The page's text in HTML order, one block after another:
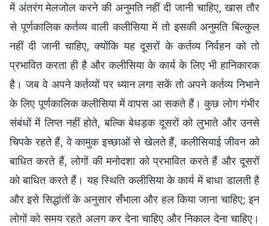
में अंतरंग मेलजोल करने की अनुमति नहीं दी जानी चाहिए, खास तौर
से पूर्णकालिक कर्तव्य वाली कलीसिया में तो इसकी अनुमति बिल्कुल
नहीं दी जानी चाहिए, क्योंकि यह दूसरों के कर्तव्य निर्वहन को तो
प्रभावित करता ही है और कलीसिया के कार्य के लिए भी हानिकारक
है। जब वे अपने कर्तव्यों पर ध्यान लगा सकें तो अपने कर्तव्य निभाने
के लिए पूर्णकालिक कलीसिया में वापस आ सकते हैं। कुछ लोग गंभीर
संबंधों में लिप्त नहीं होते, बल्कि बेधड़क दूसरों को लुभाते और उनसे
चिपके रहते हैं, वे कामुक इच्छाओं से खेलते हैं, कलीसियाई जीवन को
बाधित करते हैं, लोगों की मनोदशा को प्रभावित करते हैं और दूसरों
को बाधित करते हैं। यह स्थिति कलीसिया के कार्य में बाधा डालती है
और इसे सिद्धांतों के अनुसार सँभाला और हल किया जाना चाहिए; इन
लोगों को समय रहते अलग कर देना चाहिए और निकाल देना चाहिए।